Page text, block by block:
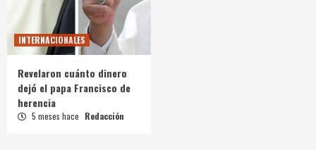
INTERNACIONALES
Revelaron cuánto dinero
dejó el papa Francisco de
herencia
5 meses hace Redacción